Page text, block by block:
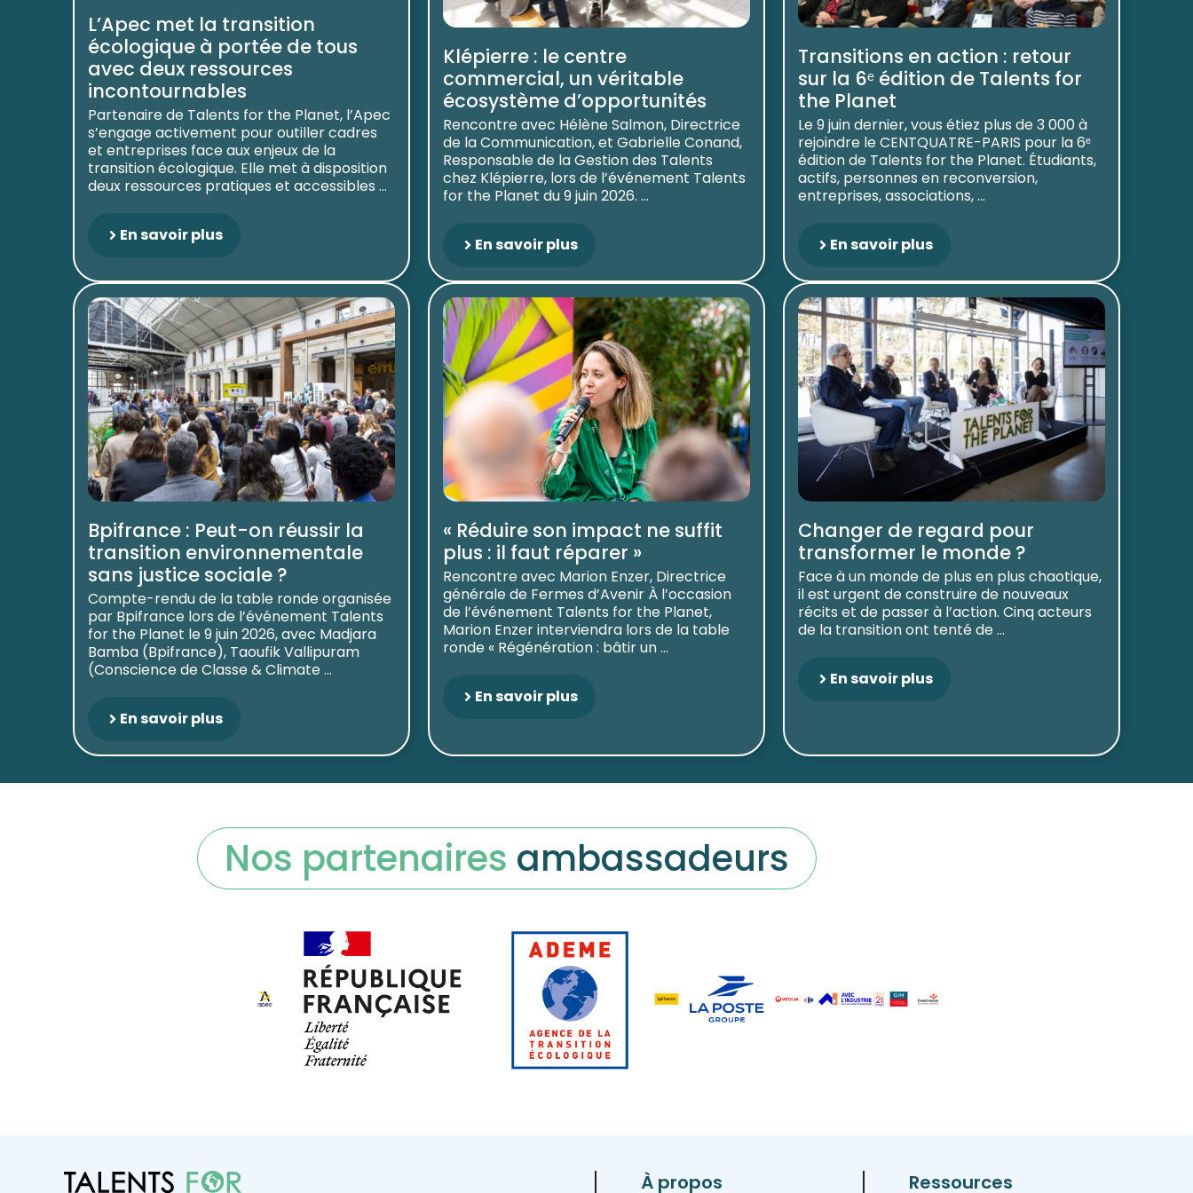
L’Apec met la transition
écologique à portée de tous
avec deux ressources
incontournables
Partenaire de Talents for the Planet, l’Apec
s’engage activement pour outiller cadres
et entreprises face aux enjeux de la
transition écologique. Elle met à disposition
deux ressources pratiques et accessibles ...
En savoir plus
Klépierre : le centre
commercial, un véritable
écosystème d’opportunités
Rencontre avec Hélène Salmon, Directrice
de la Communication, et Gabrielle Conand,
Responsable de la Gestion des Talents
chez Klépierre, lors de l’événement Talents
for the Planet du 9 juin 2026. ...
En savoir plus
Transitions en action : retour
sur la 6ᵉ édition de Talents for
the Planet
Le 9 juin dernier, vous étiez plus de 3 000 à
rejoindre le CENTQUATRE-PARIS pour la 6ᵉ
édition de Talents for the Planet. Étudiants,
actifs, personnes en reconversion,
entreprises, associations, ...
En savoir plus
Bpifrance : Peut-on réussir la
transition environnementale
sans justice sociale ?
Compte-rendu de la table ronde organisée
par Bpifrance lors de l’événement Talents
for the Planet le 9 juin 2026, avec Madjara
Bamba (Bpifrance), Taoufik Vallipuram
(Conscience de Classe & Climate ...
En savoir plus
« Réduire son impact ne suffit
plus : il faut réparer »
Rencontre avec Marion Enzer, Directrice
générale de Fermes d’Avenir À l’occasion
de l’événement Talents for the Planet,
Marion Enzer interviendra lors de la table
ronde « Régénération : bâtir un ...
En savoir plus
Changer de regard pour
transformer le monde ?
Face à un monde de plus en plus chaotique,
il est urgent de construire de nouveaux
récits et de passer à l’action. Cinq acteurs
de la transition ont tenté de ...
En savoir plus
Nos partenaires ambassadeurs
À propos Ressources